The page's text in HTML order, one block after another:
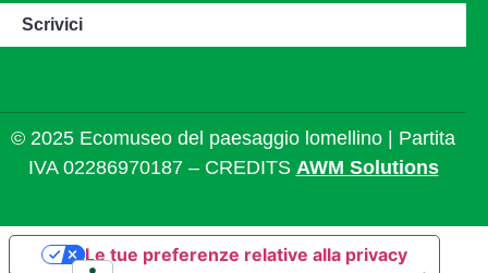
Scrivici
© 2025 Ecomuseo del paesaggio lomellino | Partita
IVA 02286970187 – CREDITS AWM Solutions
Le tue preferenze relative alla privacy